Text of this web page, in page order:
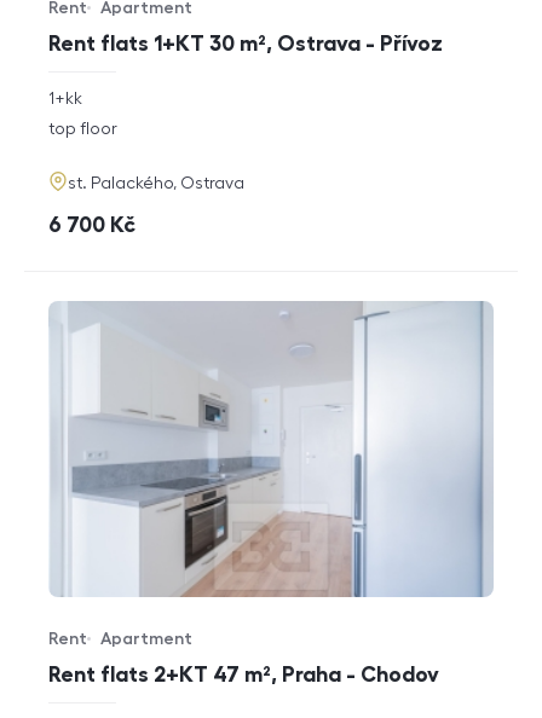
Rent flats 1+KT 30 m², Ostrava - Přívoz
Offer type
Rent
Property type
Apartment
rozměry
disposition
1+kk
funkce
top floor
adresa
st. Palackého, Ostrava
cena
6 700 Kč
Rent flats 2+KT 47 m², Praha - Chodov
Offer type
Rent
Property type
Apartment